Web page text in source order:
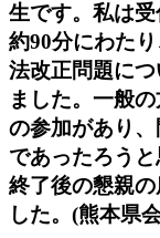
生です。私は受
約90分にわた
法改正問題に
ました。一般
の参加があり
であったろうと
終了後の懇親
した。(熊本県